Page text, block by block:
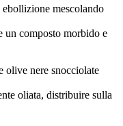
mescolando
un composto morbido e
olive nere snocciolate
oliata, distribuire sulla